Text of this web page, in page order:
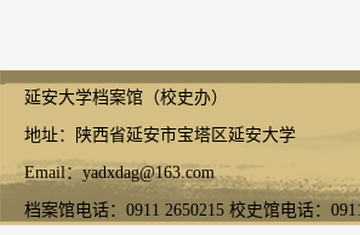
延安大学档案馆（校史办）
地址：陕西省延安市宝塔区延安大学
Email：yadxdag@163.com
档案馆电话：0911 2650215 校史馆电话：